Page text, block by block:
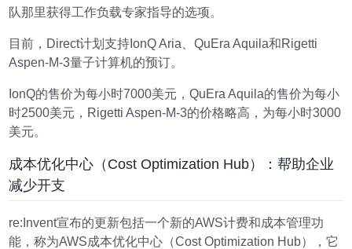
队那里获得工作负载专家指导的选项。
目前，Direct计划支持IonQ Aria、QuEra Aquila和Rigetti
Aspen-M-3量子计算机的预订。
IonQ的售价为每小时7000美元，QuEra Aquila的售价为每小
时2500美元，Rigetti Aspen-M-3的价格略高，为每小时3000
美元。
成本优化中心（Cost Optimization Hub）：帮助企业
减少开支
re:Invent宣布的更新包括一个新的AWS计费和成本管理功
能，称为AWS成本优化中心 （Cost Optimization Hub）
，它